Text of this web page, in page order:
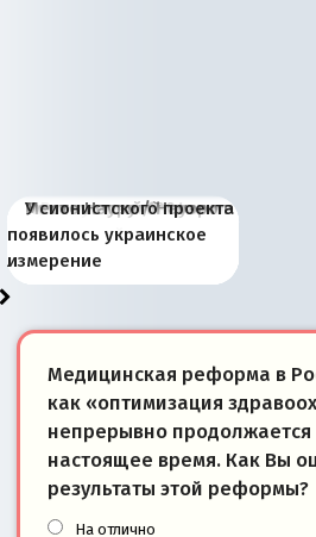
Киевская марионетка
Запада рассказала о
«переобувании» хозяев
В России назрели
перемены: 15 шагов к
суверенной экономике
Миграционный пожар
Европы
Россия начинает
сбрасывать балласт
Анкориджа
Россия зимой 1904
года: первые уступки во
внутренней политике
Русская нация вчера и
сегодня
Почему правый крах в
Варшаве не поможет её
отношениям с Россией?
Место Науру / Науэро в
современной истории
Южной Осетии
У сионистского проекта
появилось украинское
измерение
Медицинская реформа в
как «оптимизация
непрерывно продолжается
настоящее время. Как Вы
результаты этой реформы?
На отлично